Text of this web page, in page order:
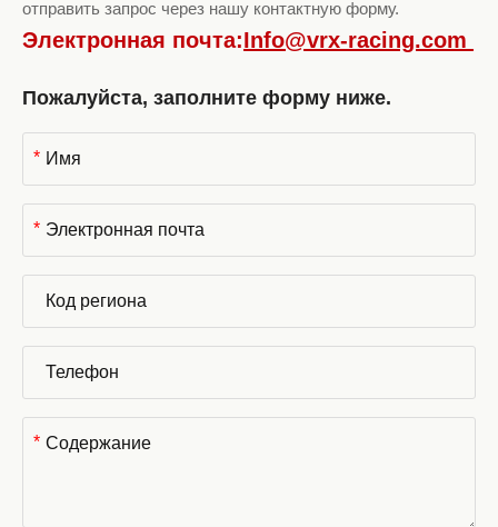
отправить запрос через нашу контактную форму.
Электронная почта:Info@vrx-racing.com
Пожалуйста, заполните форму ниже.
*
*
*